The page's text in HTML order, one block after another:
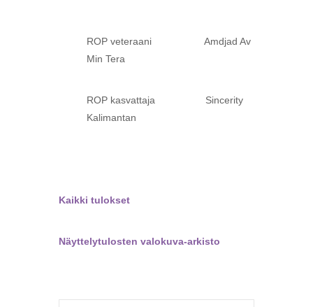
ROP veteraani Amdjad Av
Min Tera
ROP kasvattaja Sincerity
Kalimantan
Kaikki tulokset
Näyttelytulosten valokuva-arkisto